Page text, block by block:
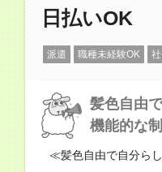
日払いOK
派遣 職種未経験OK
髪色自由
機能的な
≪髪色自由で自分ら